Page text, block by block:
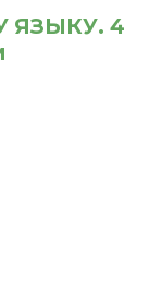
ЯЗЫКУ. 4